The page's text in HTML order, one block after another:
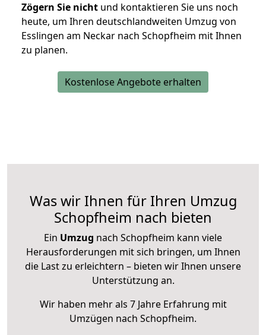
Zögern Sie nicht und kontaktieren Sie uns noch
heute, um Ihren deutschlandweiten Umzug von
Esslingen am Neckar nach Schopfheim mit Ihnen
zu planen.
Kostenlose Angebote erhalten
Was wir Ihnen für Ihren Umzug
Schopfheim nach bieten
Ein Umzug nach Schopfheim kann viele
Herausforderungen mit sich bringen, um Ihnen
die Last zu erleichtern – bieten wir Ihnen unsere
Unterstützung an.
Wir haben mehr als 7 Jahre Erfahrung mit
Umzügen nach Schopfheim.